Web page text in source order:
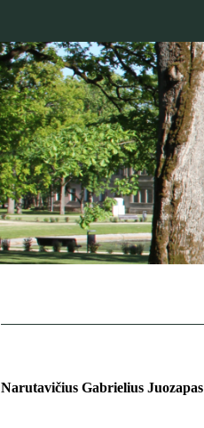
Narutavičius Gabrielius Juozapas